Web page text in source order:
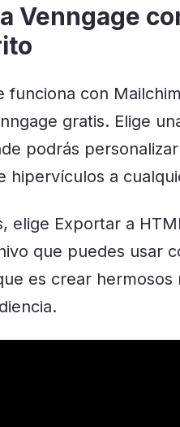
Venngage
funciona con
gratis. Elige
podrás
hipervículos a
elige Exportar a
que puedes usar
es crear